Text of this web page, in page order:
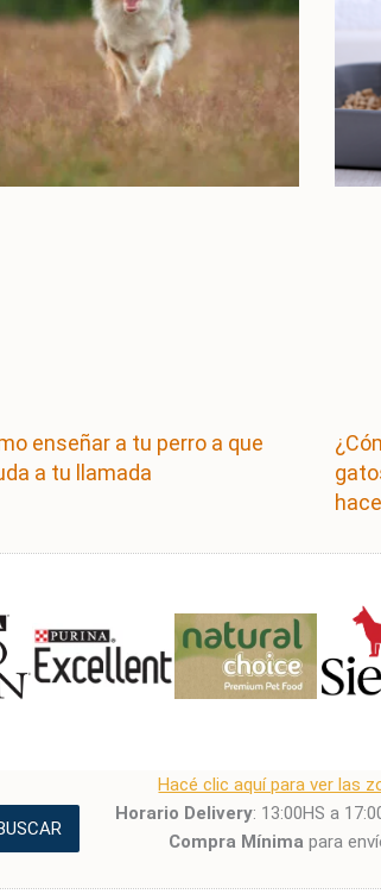
enseñar a tu perro a que
a tu llamada
Hacé clic aquí para ver las
Horario Delivery: 13:00HS a
Compra Mínima para